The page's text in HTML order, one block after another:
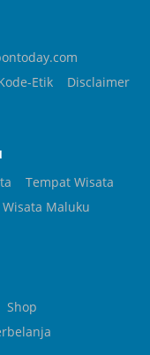
Etik
Disclaimer
Tempat Wisata
Maluku
Shop